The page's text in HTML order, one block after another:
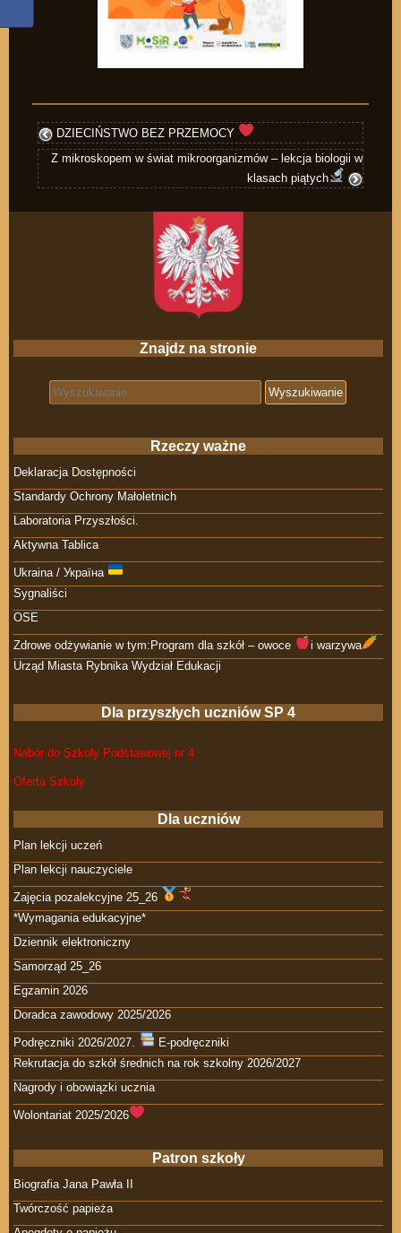
DZIECIŃSTWO BEZ PRZEMOCY
Z mikroskopem w świat mikroorganizmów – lekcja biologii w
klasach piątych
Znajdz na stronie
Search for:
Rzeczy ważne
Deklaracja Dostępności
Standardy Ochrony Małoletnich
Laboratoria Przyszłości.
Aktywna Tablica
Ukraina / Україна
Sygnaliści
OSE
Zdrowe odżywianie w tym:Program dla szkół – owoce
i warzywa
Urząd Miasta Rybnika Wydział Edukacji
Dla przyszłych uczniów SP 4
Nabór do Szkoły Podstawowej nr 4
Oferta Szkoły
Dla uczniów
Plan lekcji uczeń
Plan lekcji nauczyciele
Zajęcia pozalekcyjne 25_26
*Wymagania edukacyjne*
Dziennik elektroniczny
Samorząd 25_26
Egzamin 2026
Doradca zawodowy 2025/2026
Podręczniki 2026/2027.
E-podręczniki
Rekrutacja do szkół średnich na rok szkolny 2026/2027
Nagrody i obowiązki ucznia
Wolontariat 2025/2026
Patron szkoły
Biografia Jana Pawła II
Twórczość papieża